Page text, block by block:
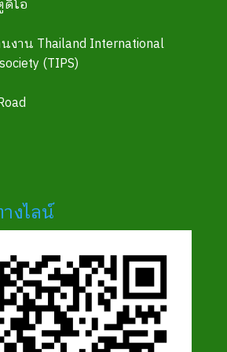
โอ
งาน Thailand International
(TIPS)
งไลน์